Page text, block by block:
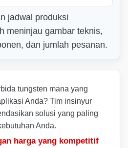
jadwal produksi
meninjau gambar teknis,
dan jumlah pesanan.
tungsten mana yang
Anda? Tim insinyur
solusi yang paling
Anda.
harga yang kompetitif